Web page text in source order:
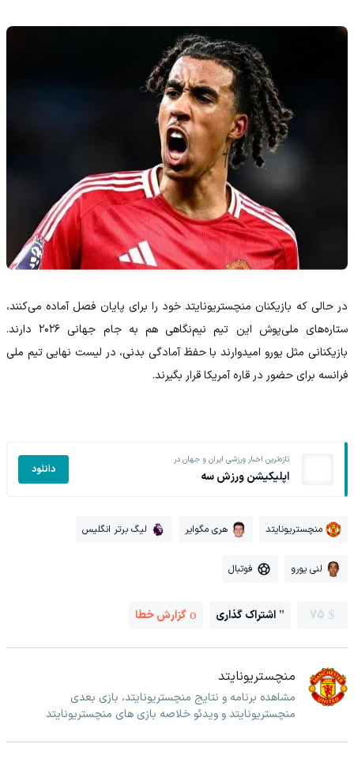
در حالی که بازیکنان منچستریونایتد خود را برای پایان فصل آماده می‌کنند،
ستاره‌های ملی‌پوش این تیم نیم‌نگاهی هم به جام جهانی ۲۰۲۶ دارند.
بازیکنانی مثل یورو امیدوارند با حفظ آمادگی بدنی، در لیست نهایی تیم ملی
فرانسه برای حضور در قاره آمریکا قرار بگیرند.
تازه‌ترین اخبار ورزشی ایران و جهان در
اپلیکیشن ورزش سه دانلود
منچستریونایتد هری مگوایر لیگ برتر انگلیس
لنی یورو فوتبال
75 اشتراک گذاری گزارش خطا
منچستریونایتد
مشاهده برنامه و نتایج منچستریونایتد، بازی بعدی
منچستریونایتد و ویدئو خلاصه بازی های منچستریونایتد